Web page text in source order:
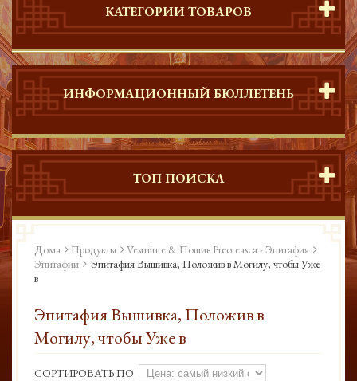
КАТЕГОРИИ ТОВАРОВ
ИНФОРМАЦИОННЫЙ БЮЛЛЕТЕНЬ
ТОП ПОИСКА
Дома Продукты
Vesminte & Пошив Preoteasca - Эпитафия
Эпитафии
Эпитафия Вышивка, Положив в Могилу, чтобы Уже
в
Эпитафия Вышивка, Положив в
Могилу, чтобы Уже в
СОРТИРОВАТЬ ПО